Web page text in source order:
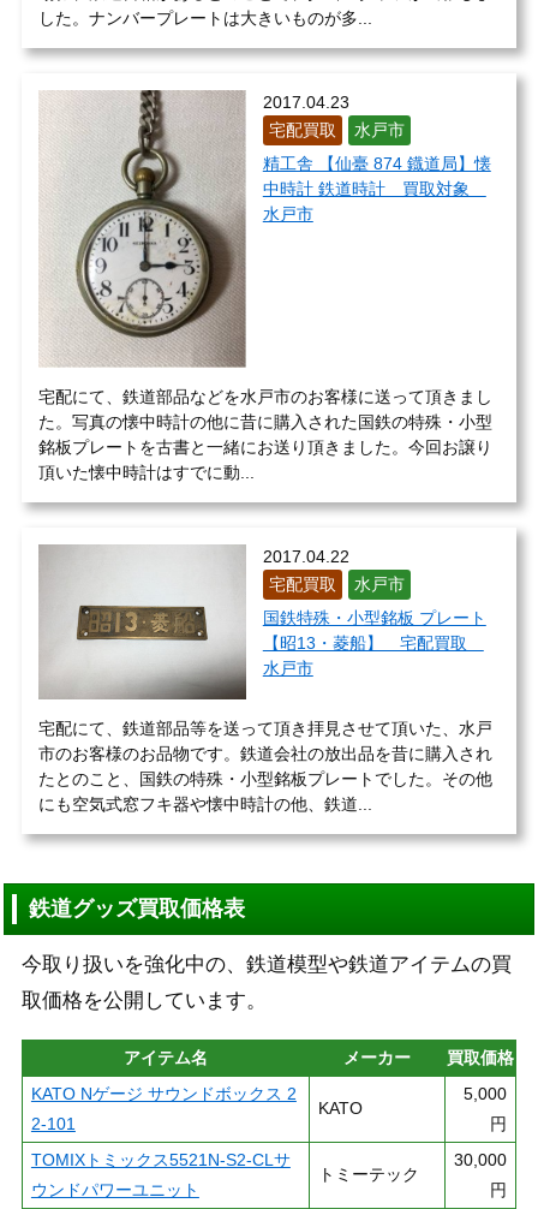
した。ナンバープレートは大きいものが多...
2017.04.23
宅配買取
水戸市
精工舎 【仙臺 874 鐡道局】懐
中時計 鉄道時計 買取対象
水戸市
宅配にて、鉄道部品などを水戸市のお客様に送って頂きまし
た。写真の懐中時計の他に昔に購入された国鉄の特殊・小型
銘板プレートを古書と一緒にお送り頂きました。今回お譲り
頂いた懐中時計はすでに動...
2017.04.22
宅配買取
水戸市
国鉄特殊・小型銘板 プレート
【昭13・菱船】 宅配買取
水戸市
宅配にて、鉄道部品等を送って頂き拝見させて頂いた、水戸
市のお客様のお品物です。鉄道会社の放出品を昔に購入され
たとのこと、国鉄の特殊・小型銘板プレートでした。その他
にも空気式窓フキ器や懐中時計の他、鉄道...
鉄道グッズ買取価格表
今取り扱いを強化中の、鉄道模型や鉄道アイテムの買
取価格を公開しています。
アイテム名 メーカー
買取価格
KATO Nゲージ サウンドボックス 2
2-101
KATO
5,000
円
TOMIXトミックス5521N-S2-CLサ
ウンドパワーユニット
トミーテック
30,000
円